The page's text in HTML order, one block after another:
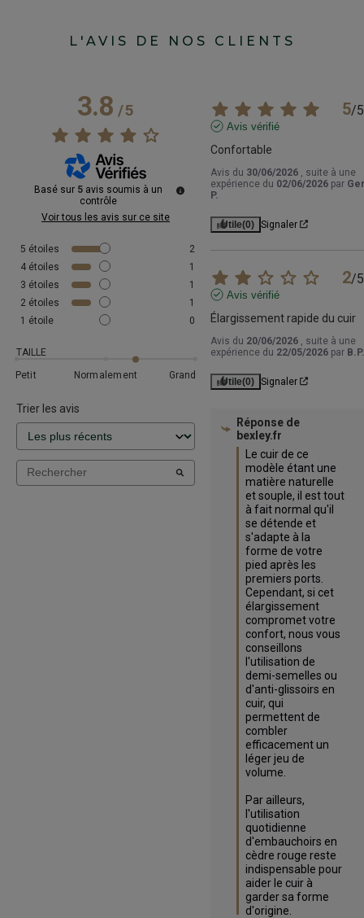
L'AVIS DE NOS CLIENTS
3.8/5
Basé sur 5 avis soumis à un
contrôle
Voir tous les avis sur ce site
5 étoiles
2
4 étoiles
1
3 étoiles
1
2 étoiles
1
1 étoile 0
TAILLE
Petit
Normalement Grand
Trier les avis
5/5
Avis vérifié
Confortable
Avis du 30/06/2026
, suite à une
expérience du 02/06/2026 par
P.
Utile(0) Signaler
2/5
Avis vérifié
Élargissement rapide du cuir
Avis du 20/06/2026
, suite à une
expérience du 22/05/2026 par B.P.
Utile(0) Signaler
Réponse de
bexley.fr
Le cuir de ce
modèle étant une
matière naturelle
et souple, il est tout
à fait normal qu'il
se détende et
s'adapte à la
forme de votre
pied après les
premiers ports.
Cependant, si cet
élargissement
compromet votre
confort, nous vous
conseillons
l'utilisation de
demi-semelles ou
d'anti-glissoirs en
cuir, qui
permettent de
combler
efficacement un
léger jeu de
volume.
Par ailleurs,
l'utilisation
quotidienne
d'embauchoirs en
cèdre rouge reste
indispensable pour
aider le cuir à
garder sa forme
d'origine.